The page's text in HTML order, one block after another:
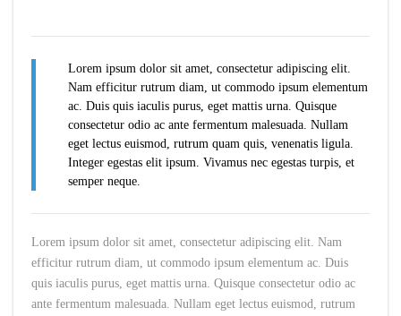
Lorem ipsum dolor sit amet, consectetur adipiscing elit.
Nam efficitur rutrum diam, ut commodo ipsum elementum
ac. Duis quis iaculis purus, eget mattis urna. Quisque
consectetur odio ac ante fermentum malesuada. Nullam
eget lectus euismod, rutrum quam quis, venenatis ligula.
Integer egestas elit ipsum. Vivamus nec egestas turpis, et
semper neque.
Lorem ipsum dolor sit amet, consectetur adipiscing elit. Nam
efficitur rutrum diam, ut commodo ipsum elementum ac. Duis
quis iaculis purus, eget mattis urna. Quisque consectetur odio ac
ante fermentum malesuada. Nullam eget lectus euismod, rutrum